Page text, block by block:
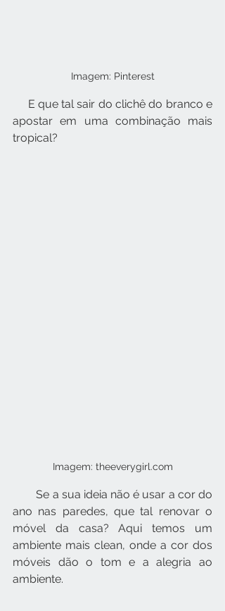
Imagem: Pinterest
apostar em uma combinação mais
tropical?
Imagem: theeverygirl.com
        Se a sua ideia não é usar a cor do
ano nas paredes, que tal renovar o
móvel da casa? Aqui temos um
ambiente mais clean, onde a cor dos
móveis dão o tom e a alegria ao
ambiente.